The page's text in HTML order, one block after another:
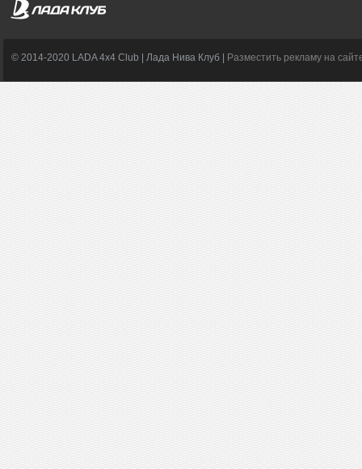
© 2014-2020 LADA 4x4 Club | Лада Нива Клуб | Разместить рекламу на